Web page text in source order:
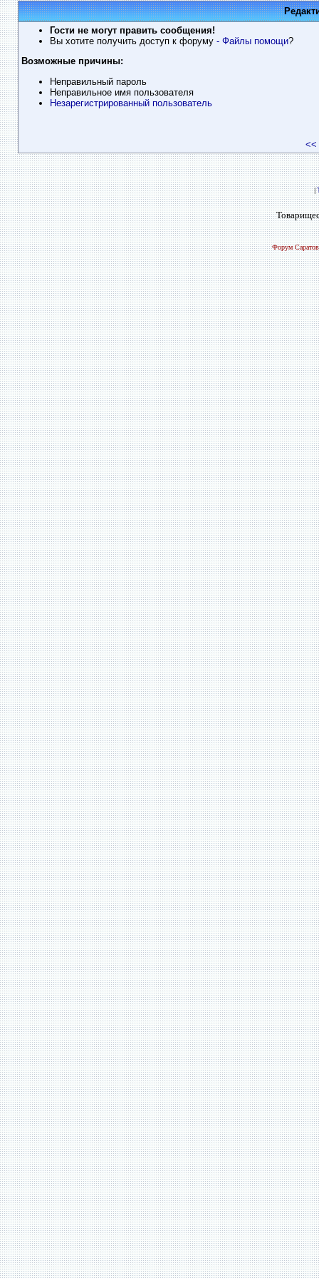
Гости не могут править сообщения!
Вы хотите получить доступ к форуму - Файлы помощи?
Возможные причины:
Неправильный пароль
Неправильное имя пользователя
Незарегистрированный пользователь
<<
|
Форум